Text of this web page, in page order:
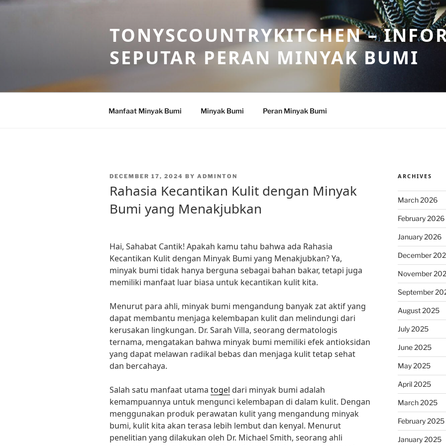
Skip
TONYSCOUNTRYKITCHEN –
SEPUTAR PERAN MINYAK BUMI
Manfaat Minyak Bumi Minyak Bumi Peran Minyak Bumi
POSTED
DECEMBER 17, 2024 BY ADMINTON
Rahasia Kecantikan Kulit dengan Minyak
Bumi yang Menakjubkan
Hai, Sahabat Cantik! Apakah kamu tahu bahwa ada Rahasia
Kecantikan Kulit dengan Minyak Bumi yang Menakjubkan? Ya,
minyak bumi tidak hanya berguna sebagai bahan bakar, tetapi juga
memiliki manfaat luar biasa untuk kecantikan kulit kita.
Menurut para ahli, minyak bumi mengandung banyak zat aktif yang
dapat membantu menjaga kelembapan kulit dan melindungi dari
kerusakan lingkungan. Dr. Sarah Villa, seorang dermatologis
ternama, mengatakan bahwa minyak bumi memiliki efek antioksidan
yang dapat melawan radikal bebas dan menjaga kulit tetap sehat
dan bercahaya.
Salah satu manfaat utama togel dari minyak bumi adalah
kemampuannya untuk mengunci kelembapan di dalam kulit. Dengan
menggunakan produk perawatan kulit yang mengandung minyak
bumi, kulit kita akan terasa lebih lembut dan kenyal. Menurut
penelitian yang dilakukan oleh Dr. Michael Smith, seorang ahli
ARCHIVES
March 2026
February 2026
January 2026
December
November
September
August 2025
July 2025
June 2025
May 2025
April 2025
March 2025
February 2025
January 2025